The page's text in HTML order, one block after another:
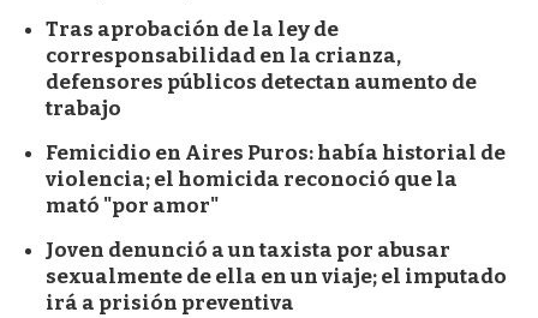
Tras aprobación de la ley de
corresponsabilidad en la crianza,
defensores públicos detectan aumento de
trabajo
Femicidio en Aires Puros: había historial de
violencia; el homicida reconoció que la
mató "por amor"
Joven denunció a un taxista por abusar
sexualmente de ella en un viaje; el imputado
irá a prisión preventiva